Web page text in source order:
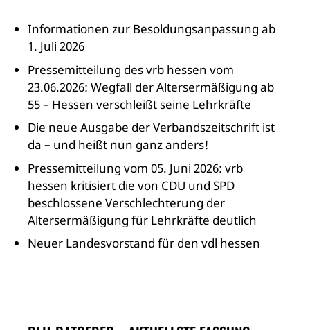
Informationen zur Besoldungsanpassung ab
1. Juli 2026
Pressemitteilung des vrb hessen vom
23.06.2026: Wegfall der Altersermäßigung ab
55 – Hessen verschleißt seine Lehrkräfte
Die neue Ausgabe der Verbandszeitschrift ist
da – und heißt nun ganz anders!
Pressemitteilung vom 05. Juni 2026: vrb
hessen kritisiert die von CDU und SPD
beschlossene Verschlechterung der
Altersermäßigung für Lehrkräfte deutlich
Neuer Landesvorstand für den vdl hessen